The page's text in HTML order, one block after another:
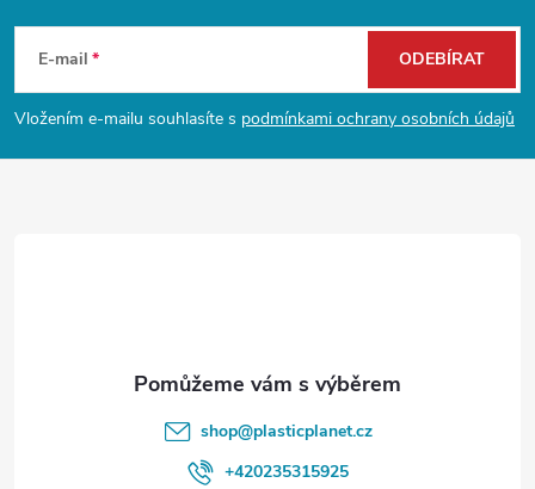
p
a
E-mail
Vložením e-mailu souhlasíte s podmínkami ochrany osobních údajů
ODEBÍRAT
shop@plasticplanet.cz
+420235315925